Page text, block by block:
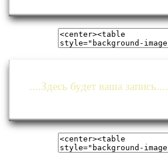
....Здесь будет ваша запись....